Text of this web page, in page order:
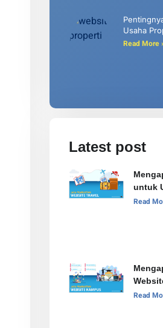
Usaha
Read More
Latest post
untuk
Read
Read